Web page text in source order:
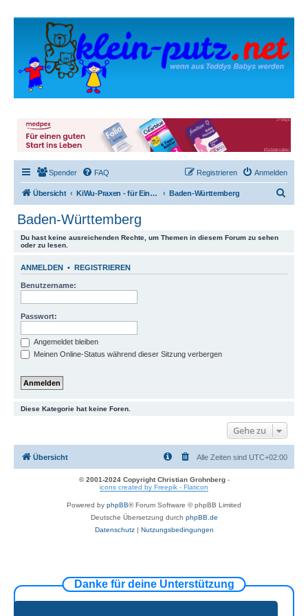
Spender FAQ Anmelden
Registrieren
Übersicht KiWu-Praxen - für Einsteiger und Wechsler Baden-Württemberg
Baden-Württemberg
Du hast keine ausreichenden Rechte, um Themen in diesem Forum zu sehen
oder zu lesen.
ANMELDEN • REGISTRIEREN
Benutzername:
Passwort:
Angemeldet bleiben
Meinen Online-Status während dieser Sitzung verbergen
Diese Kategorie hat keine Foren.
Gehe zu
Übersicht Alle Zeiten sind UTC+02:00
© 2001-2024 Copyright Christian Grohnberg-
icons created by Freepik - Flaticon
Powered by phpBB® Forum Software © phpBB Limited
Deutsche Übersetzung durch phpBB.de
Datenschutz| Nutzungsbedingungen
Danke für deine Unterstützung